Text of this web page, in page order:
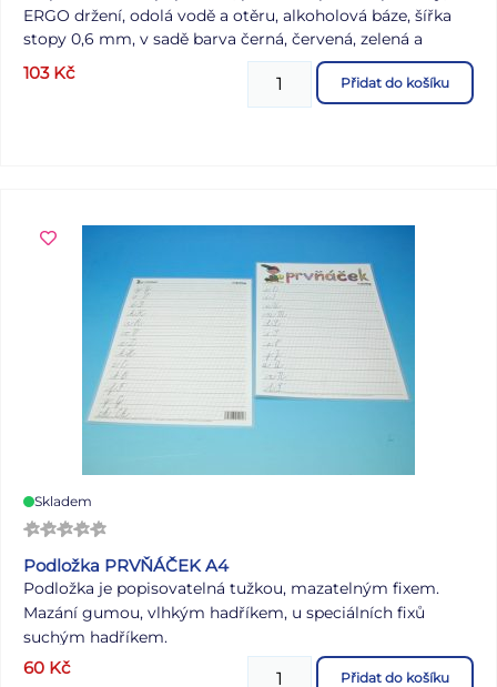
ERGO držení, odolá vodě a otěru, alkoholová báze, šířka
stopy 0,6 mm, v sadě barva černá, červená, zelená a
modrá
103 Kč Přidat do košíku
Skladem
Podložka PRVŇÁČEK A4
Podložka je popisovatelná tužkou, mazatelným fixem.
Mazání gumou, vlhkým hadříkem, u speciálních fixů
suchým hadříkem.
Materiál: PVC tvrdé, tloušťka 0,3 mm + papír
60 Kč Přidat do košíku